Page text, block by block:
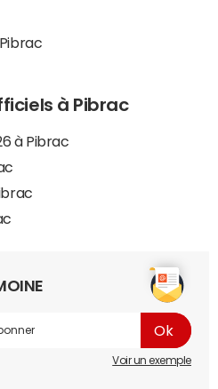
à Pibrac
à Pibrac
Voir un exemple